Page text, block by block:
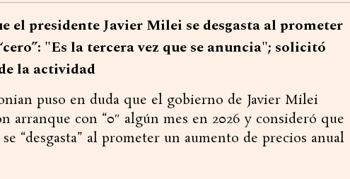
el presidente Javier Milei se desgasta al prometer
"Es la tercera vez que se anuncia"; solicitó
la actividad
puso en duda que el gobierno de Javier Milei
arranque con “0″ algún mes en 2026 y consideró que
“desgasta” al prometer un aumento de precios anual